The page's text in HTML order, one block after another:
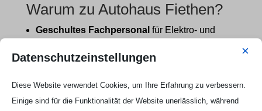
Warum zu Autohaus Fiethen?
Geschultes Fachpersonal für Elektro- und
Service nach Herstellervorgaben
Moderne Diagnosegerätefür präzise
Fehleranalysen
Datenschutzeinstellungen ×
Diese Website verwendet Cookies, um Ihre Erfahrung zu verbessern.
Einige sind für die Funktionalität der Website unerlässlich, während